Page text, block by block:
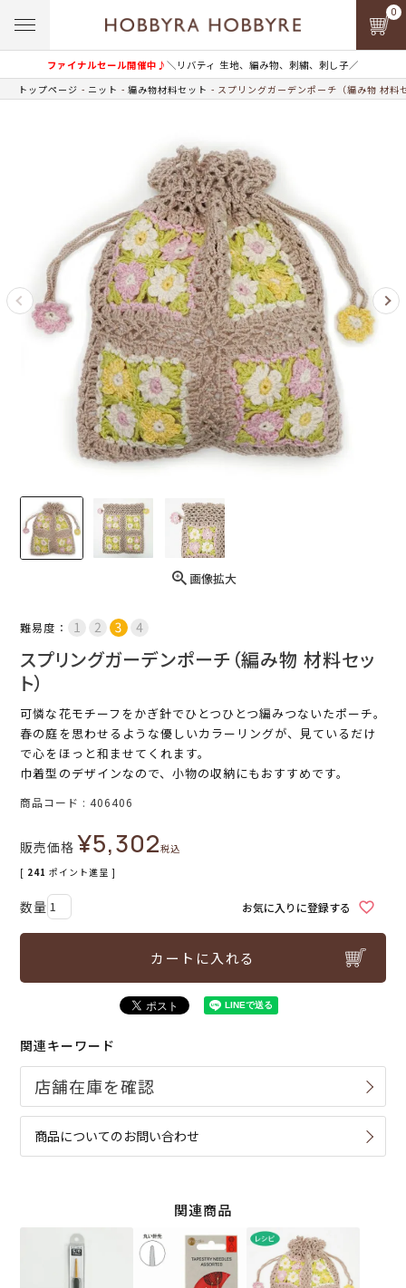
ファイナルセール開催中♪＼リバティ 生地、編み物、刺繍、刺し子／
0
トップページ ニット 編み物材料セット スプリングガーデンポーチ（編み物 材料
画像拡大
難易度：
スプリングガーデンポーチ（編み物 材料セッ
ト）
可憐な花モチーフをかぎ針でひとつひとつ編みつないたポーチ。
春の庭を思わせるような優しいカラーリングが、見ているだけ
で心をほっと和ませてくれます。
巾着型のデザインなので、小物の収納にもおすすめです。
商品コード 406406
販売価格 ¥5,302税込
[ 241 ポイント進呈 ]
お気に入りに登録する
カートに入れる
関連キーワード
商品についてのお問い合わせ
関連商品